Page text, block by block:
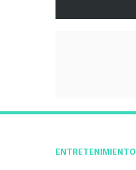
ENTRETENIMIENTO